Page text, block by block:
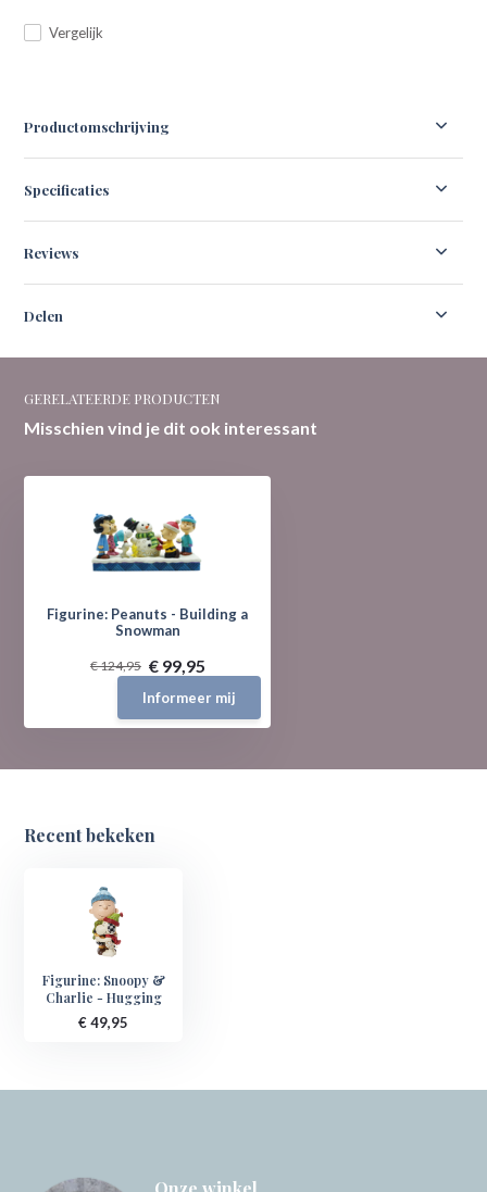
Vergelijk
Productomschrijving
Specificaties
Reviews
Delen
GERELATEERDE PRODUCTEN
Misschien vind je dit ook interessant
Figurine: Peanuts - Building a
Snowman
€ 124,95 € 99,95
Informeer mij
Recent bekeken
Figurine: Snoopy &
Charlie - Hugging
€ 49,95